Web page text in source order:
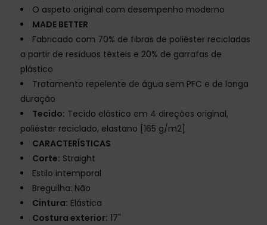
O aspeto original com desempenho moderno
MADE BETTER
Fabricado com 70% de fibras de poliéster recicladas
a partir de resíduos têxteis e 20% de garrafas de
plástico
Tratamento repelente de água sem PFC e de longa
duração
Tecido: Tecido elástico em 4 direções original,
poliéster reciclado, elastano [165 g/m2]
CARACTERÍSTICAS
Corte: Straight
Estilo intemporal
Breguilha: Não
Cintura: Elástica
Costura exterior: 17"